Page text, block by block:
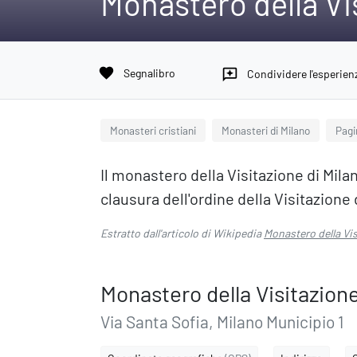
favorite Segnalibro reviews Condividere
Monasteri cristiani Monasteri di Milano
Il monastero della Visitazione di
clausura dell'ordine della Visitazione
Estratto dall'articolo di WikipediaMonastero della
Monastero della
Via Santa Sofia, Milano Municipio 1